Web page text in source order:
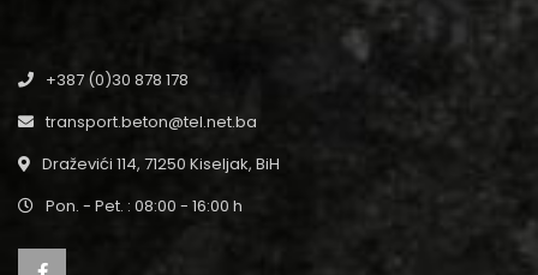
+387 (0)30 878 178
transport.beton@tel.net.ba
Draževići 114, 71250 Kiseljak, BiH
Pon. - Pet. : 08:00 - 16:00 h